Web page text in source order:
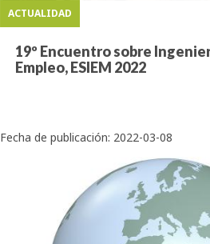
ACTUALIDAD
19º Encuentro sobre
Empleo, ESIEM 2022
Fecha de publicación: 2022-03-08